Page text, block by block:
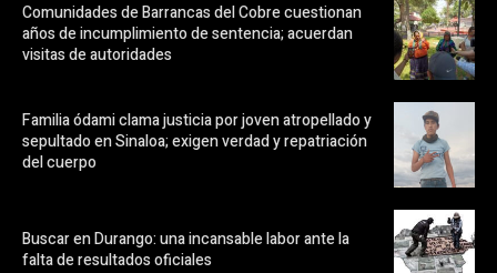
Comunidades de Barrancas del Cobre cuestionan
años de incumplimiento de sentencia; acuerdan
visitas de autoridades
Familia ódami clama justicia por joven atropellado y
sepultado en Sinaloa; exigen verdad y repatriación
del cuerpo
Buscar en Durango: una incansable labor ante la
falta de resultados oficiales